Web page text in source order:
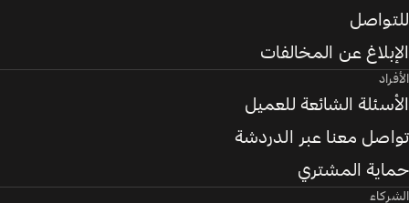
عن المخالفات
الشائعة للعميل
معنا عبر الدردشة
المشتري